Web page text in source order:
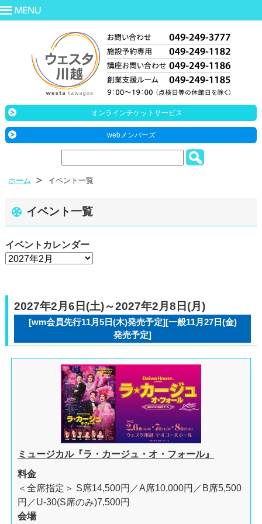
オンラインチケットサービス
webメンバーズ
ホーム イベント一覧
イベント一覧
イベントカレンダー
2027年2月6日(土)～2027年2月8日(月)
[wm会員先行11月5日(木)発売予定][一般11月27日(金)
発売予定]
ミュージカル『ラ・カージュ・オ・フォール』
料金
＜全席指定＞ S席14,500円／A席10,000円／B席5,500
円／U-30(S席のみ)7,500円
会場